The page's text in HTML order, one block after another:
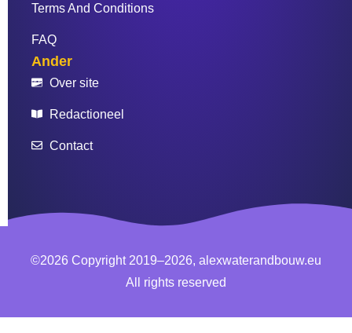
Terms And Conditions
FAQ
Ander
Over site
Redactioneel
Contact
©2026 Copyright 2019–2026, alexwaterandbouw.eu
All rights reserved